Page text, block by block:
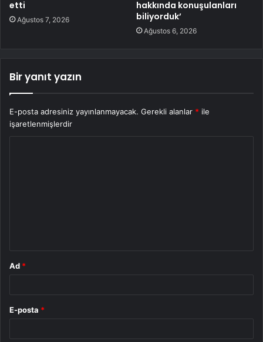
etti
Ağustos 7, 2026
hakkında konuşulanları
biliyorduk’
Ağustos 6, 2026
Bir yanıt yazın
E-posta adresiniz yayınlanmayacak. Gerekli alanlar * ile
işaretlenmişlerdir
Ad *
E-posta *